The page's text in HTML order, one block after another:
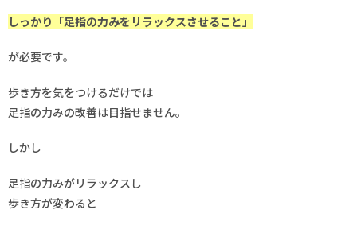
しっかり「足指の力みをリラックスさせること」
が必要です。
歩き方を気をつけるだけでは
足指の力みの改善は目指せません。
しかし
足指の力みがリラックスし
歩き方が変わると